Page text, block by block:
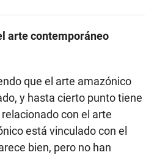
arte contemporáneo
que el arte amazónico
y hasta cierto punto tiene
con el arte
está vinculado con el
bien, pero no han